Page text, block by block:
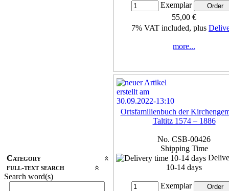
Category
full-text search
Search word(s)
Exemplar
55,00 €
7% VAT included, plus
more...
Ortsfamilienbuch der
Taltitz 1574 – 1886
No. CSB-00426
Shipping Time
10-14 days
Exemplar